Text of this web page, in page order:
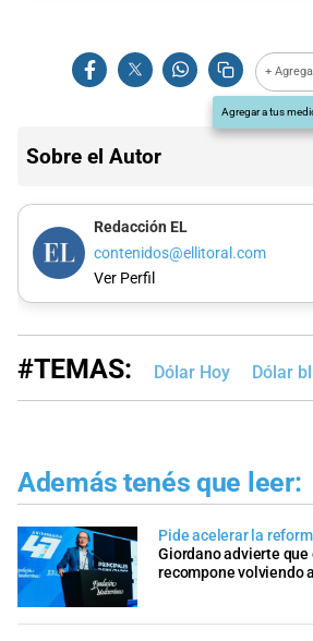
+
Agregar a tus
Sobre el Autor
Redacción EL
contenidos@ellitoral.com
Ver Perfil
#TEMAS: Dólar Hoy Dólar
Además tenés que leer:
Pide acelerar la
Giordano advierte que
recompone volviendo